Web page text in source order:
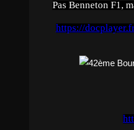
Pas Benneton F1,
https://